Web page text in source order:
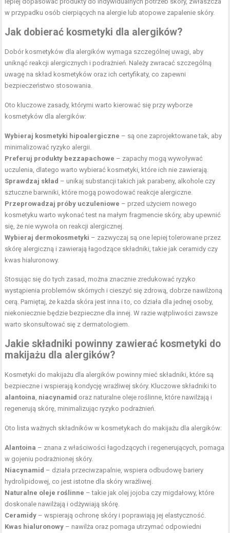
w przypadku osób cierpiących na alergie lub atopowe zapalenie skóry.
Jak dobierać kosmetyki dla alergików?
Dobór kosmetyków dla alergików wymaga szczególnej uwagi, aby
uniknąć reakcji alergicznych i podrażnień. Należy zwracać szczególną
uwagę na skład kosmetyków oraz ich certyfikaty, co zapewni
bezpieczeństwo stosowania.
Oto kluczowe zasady, którymi warto kierować się przy wyborze
kosmetyków dla alergików:
Wybieraj kosmetyki hipoalergiczne – są one zaprojektowane tak, aby
minimalizować ryzyko alergii.
Preferuj produkty bezzapachowe – zapachy mogą wywoływać
uczulenia, dlatego warto wybierać kosmetyki, które ich nie zawierają.
Sprawdzaj skład – unikaj substancji takich jak parabeny, alkohole czy
sztuczne barwniki, które mogą powodować reakcje alergiczne.
Przeprowadzaj próby uczuleniowe – przed użyciem nowego
kosmetyku warto wykonać test na małym fragmencie skóry, aby upewnić
się, że nie wywoła on reakcji alergicznej.
Wybieraj dermokosmetyki – zazwyczaj są one lepiej tolerowane przez
skórę alergiczną i zawierają łagodzące składniki, takie jak ceramidy czy
kwas hialuronowy.
Stosując się do tych zasad, można znacznie zredukować ryzyko
wystąpienia problemów skórnych i cieszyć się zdrową, dobrze nawilżoną
cerą. Pamiętaj, że każda skóra jest inna i to, co działa dla jednej osoby,
niekoniecznie będzie bezpieczne dla innej. W razie wątpliwości zawsze
warto skonsultować się z dermatologiem.
Jakie składniki powinny zawierać kosmetyki do
makijażu dla alergików?
Kosmetyki do makijażu dla alergików powinny mieć składniki, które są
bezpieczne i wspierają kondycję wrażliwej skóry. Kluczowe składniki to
alantoina niacynamid oraz naturalne oleje roślinne, które nawilżają i
regenerują skórę, minimalizując ryzyko podrażnień.
Oto lista ważnych składników w kosmetykach do makijażu dla alergików:
Alantoina – znana z właściwości łagodzących i regenerujących, pomaga
w gojeniu podrażnionej skóry.
Niacynamid – działa przeciwzapalnie, wspiera odbudowę bariery
hydrolipidowej, co jest istotne dla skóry wrażliwej.
Naturalne oleje roślinne – takie jak olej jojoba czy migdałowy, które
doskonale nawilżają i odżywiają skórę.
Ceramidy – wspierają ochronę skóry i poprawiają jej elastyczność.
Kwas hialuronowy – nawilża oraz pomaga utrzymać odpowiedni